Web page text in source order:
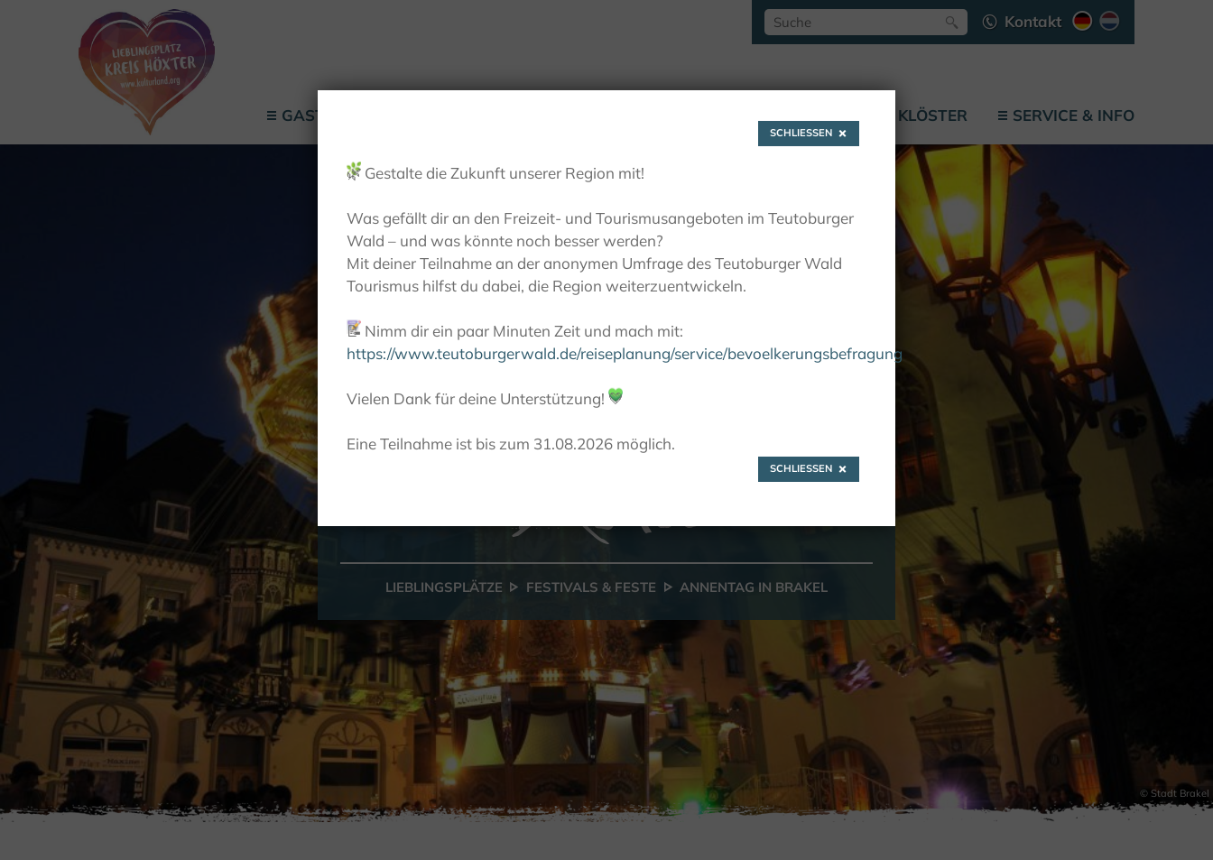
Kontakt
GASTGEBER KLÖSTER SERVICE & INFO
Annentag in
Brakel
LIEBLINGSPLÄTZE FESTIVALS & FESTE ANNENTAG IN BRAKEL
© Stadt Brakel
SCHLIESSEN
🌿 Gestalte die Zukunft unserer Region mit!
Was gefällt dir an den Freizeit- und Tourismusangeboten im Teutoburger
Wald – und was könnte noch besser werden?
Mit deiner Teilnahme an der anonymen Umfrage des Teutoburger Wald
Tourismus hilfst du dabei, die Region weiterzuentwickeln.
📝 Nimm dir ein paar Minuten Zeit und mach mit:
https://www.teutoburgerwald.de/reiseplanung/service/bevoelkerungsbefragung
Vielen Dank für deine Unterstützung! 💚
Eine Teilnahme ist bis zum 31.08.2026 möglich.
SCHLIESSEN